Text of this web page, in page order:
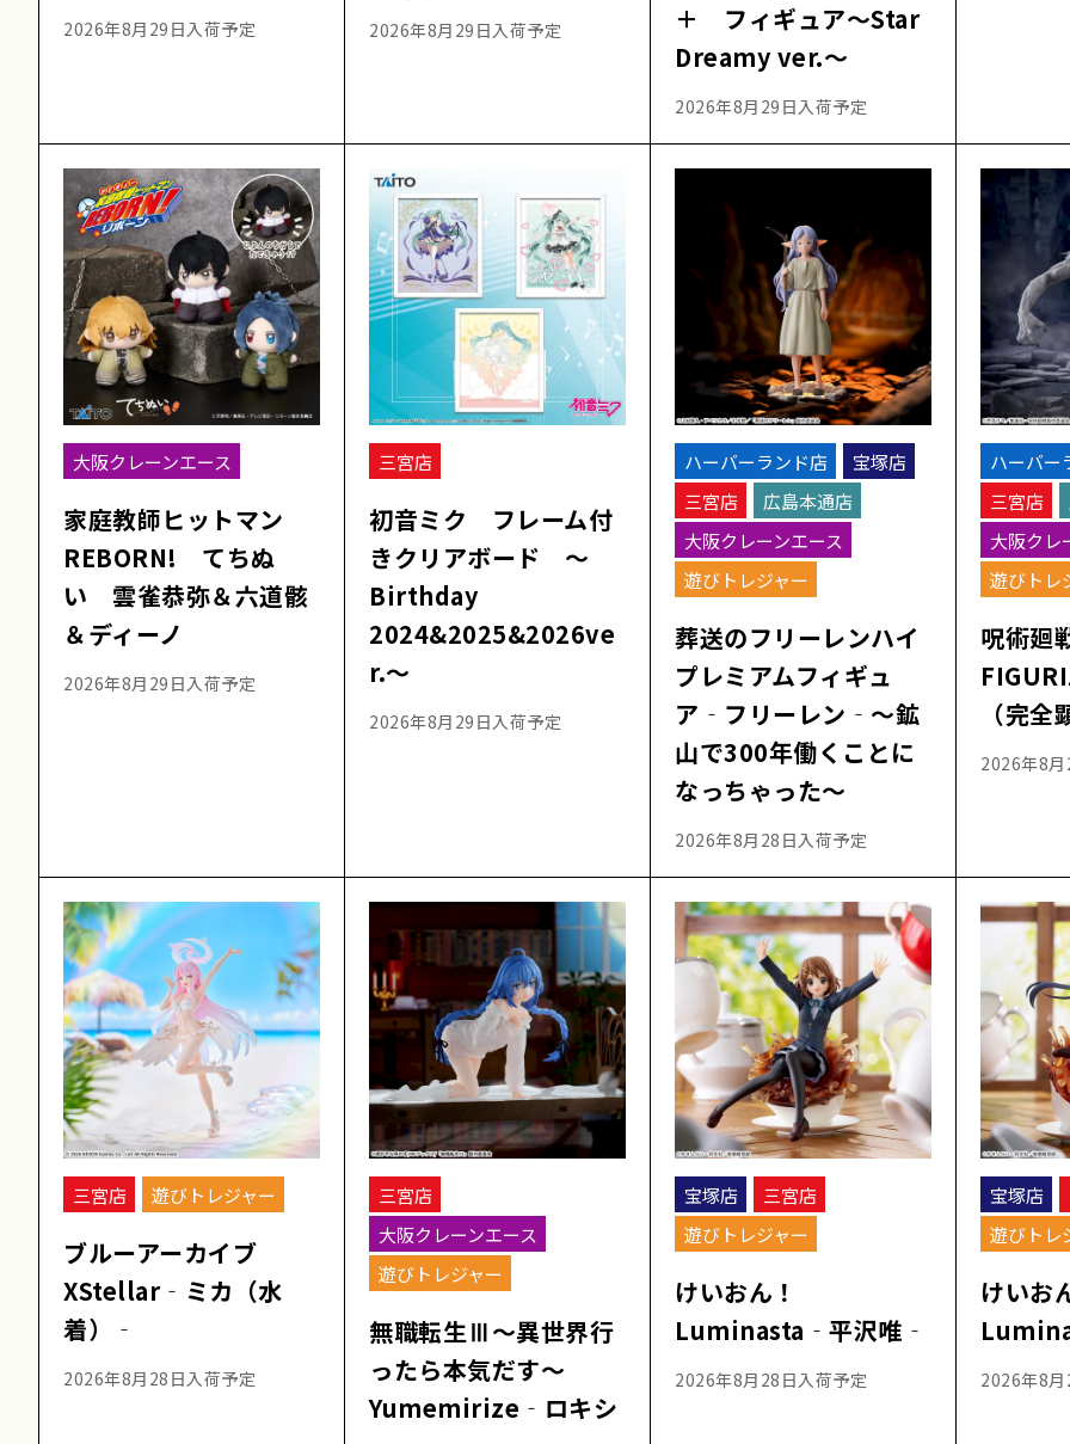
2026年8月29日入荷予定 2026年8月29日入荷予定
＋ フィギュア～Star
Dreamy ver.～
2026年8月29日入荷予定
大阪クレーンエース
家庭教師ヒットマン
REBORN! てちぬ
い 雲雀恭弥＆六道骸
＆ディーノ
2026年8月29日入荷予定
三宮店
初音ミク フレーム付
きクリアボード ～
Birthday
2024&2025&2026ve
r.～
2026年8月29日入荷予定
ハーバーランド店
宝塚店
三宮店
広島本通店
大阪クレーンエース
遊びトレジャー
葬送のフリーレンハイ
プレミアムフィギュ
ア‐フリーレン‐～鉱
山で300年働くことに
なっちゃった～
2026年8月28日入荷予定
ハーバー
三宮店
大阪クレ
遊びトレ
呪術廻
（完
2026年8
三宮店 遊びトレジャー
ブルーアーカイブ
XStellar‐ミカ（水
着）‐
2026年8月28日入荷予定
三宮店
大阪クレーンエース
遊びトレジャー
無職転生Ⅲ～異世界行
ったら本気だす～
Yumemirize‐ロキシ
宝塚店
三宮店
遊びトレジャー
けいおん！
Luminasta‐平沢唯‐
2026年8月28日入荷予定
宝塚店
遊びトレ
けいお
2026年8